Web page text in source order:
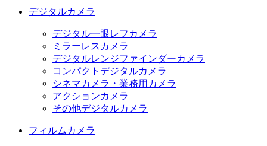
デジタルカメラ
デジタル一眼レフカメラ
ミラーレスカメラ
デジタルレンジファインダーカメラ
コンパクトデジタルカメラ
シネマカメラ・業務用カメラ
アクションカメラ
その他デジタルカメラ
フィルムカメラ